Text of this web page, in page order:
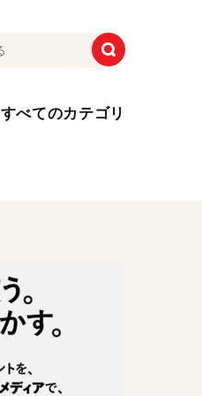
すべてのカテゴリ